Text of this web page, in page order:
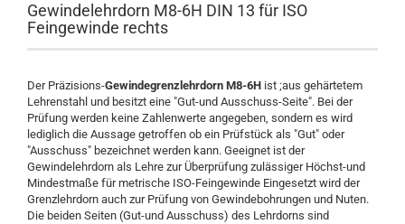
Gewindelehrdorn M8-6H DIN 13 für ISO
Feingewinde rechts
Der Präzisions-Gewindegrenzlehrdorn M8-6H ist ;aus gehärtetem
Lehrenstahl und besitzt eine "Gut-und Ausschuss-Seite". Bei der
Prüfung werden keine Zahlenwerte angegeben, sondern es wird
lediglich die Aussage getroffen ob ein Prüfstück als "Gut" oder
"Ausschuss" bezeichnet werden kann. Geeignet ist der
Gewindelehrdorn als Lehre zur Überprüfung zulässiger Höchst-und
Mindestmaße für metrische ISO-Feingewinde Eingesetzt wird der
Grenzlehrdorn auch zur Prüfung von Gewindebohrungen und Nuten.
Die beiden Seiten (Gut-und Ausschuss) des Lehrdorns sind